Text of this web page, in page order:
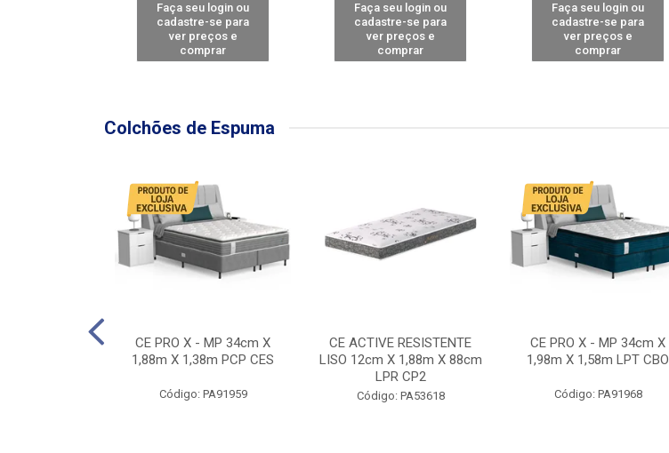
Faça seu login ou
cadastre-se para
ver preços e
comprar
Faça seu login ou
cadastre-se para
ver preços e
comprar
Faça seu login ou
cadastre-se para
ver preços e
comprar
Colchões de Espuma
CE PRO X - MP 34cm X
1,88m X 1,38m PCP CES
Código: PA91959
CE ACTIVE RESISTENTE
LISO 12cm X 1,88m X 88cm
LPR CP2
Código: PA53618
CE PRO X - MP 34cm X
1,98m X 1,58m LPT CBO
Código: PA91968